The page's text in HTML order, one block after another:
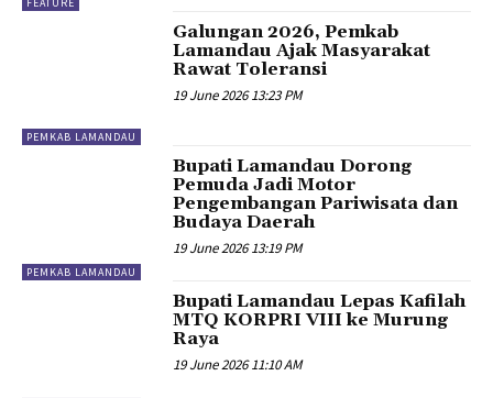
PEMKAB LAMANDAU
Galungan 2026, Pemkab
Lamandau Ajak Masyarakat
Rawat Toleransi
19 June 2026 13:23 PM
PEMKAB LAMANDAU
Bupati Lamandau Dorong
Pemuda Jadi Motor
Pengembangan Pariwisata dan
Budaya Daerah
19 June 2026 13:19 PM
Bupati Lamandau Lepas Kafilah
MTQ KORPRI VIII ke Murung
Raya
19 June 2026 11:10 AM